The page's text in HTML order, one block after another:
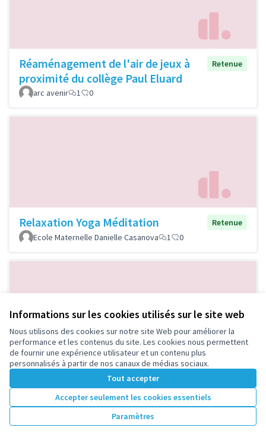
Informations sur les cookies utilisés sur le site web
Nous utilisons des cookies sur notre site Web pour améliorer la
performance et les contenus du site. Les cookies nous permettent
de fournir une expérience utilisateur et un contenu plus
personnalisés à partir de nos canaux de médias sociaux.
Tout accepter
Accepter seulement les cookies essentiels
Paramètres
Réaménagement de l'air de jeux à
proximité du collège Paul Eluard
Retenue
arc avenir 1 0
Relaxation Yoga Méditation
Retenue
Ecole Maternelle Danielle Casanova
1 0
Soirées découvertes musicales
Retenue